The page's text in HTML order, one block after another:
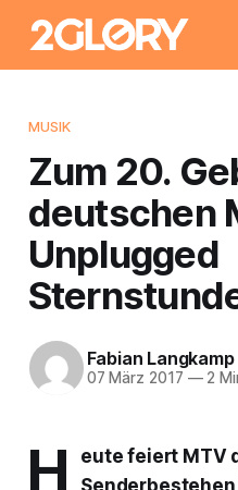
MUSIK
Zum 20.
deutschen
Unplugged
Fabian Langkamp
07 März 2017 —2
H
eute feiert MTV